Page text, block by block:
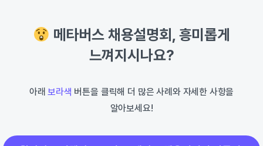
메타버스 채용설명회, 흥미롭게
느껴지시나요?
아래보라색 버튼을 클릭해 더 많은 사례와 자세한 사항을
알아보세요!